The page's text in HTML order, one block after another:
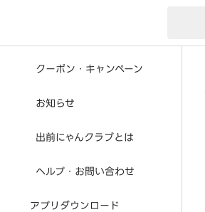
クーポン・キャンペーン
お知らせ
出前にゃんクラブとは
ヘルプ・お問い合わせ
アプリダウンロード